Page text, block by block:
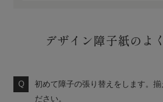
デザイン障子紙のよ
初めて障子の張り替えをします。揃
ださい。